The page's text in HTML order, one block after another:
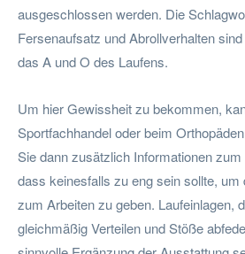
ausgeschlossen werden. Die
Fersenaufsatz und Abrollverhalten
das A und O des Laufens.
Um hier Gewissheit zu bekommen,
Sportfachhandel oder beim
Sie dann zusätzlich Informationen
dass keinesfalls zu eng sein sollte,
zum Arbeiten zu geben. Laufeinlagen,
gleichmäßig Verteilen und Stöße